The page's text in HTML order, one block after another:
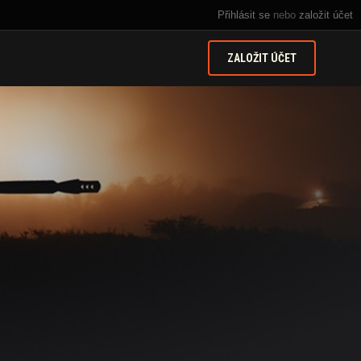
Přihlásit se nebo založit účet
ZALOŽIT ÚČET